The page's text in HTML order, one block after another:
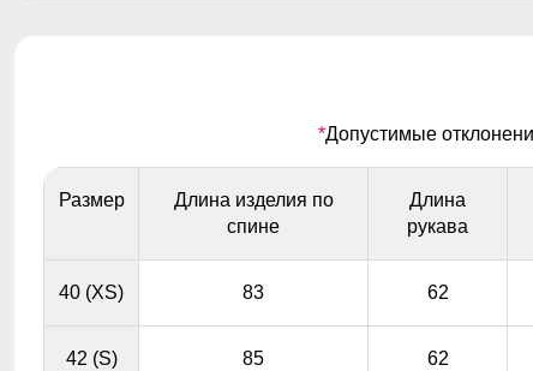
*Допустимые
Размер
Длина изделия по
спине
Длина
рукава
40 (XS) 83 62
42 (S) 85 62